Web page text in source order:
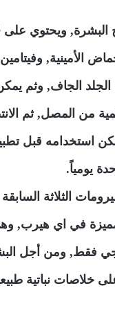
الجاف, وثم
من المصل, ثم
استخدامه قبل
يومياً.
الثلاثة
في اي
فقط, ومن أجل
خلاصات نباتية